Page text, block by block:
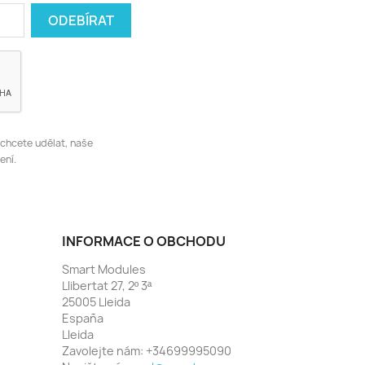
udělat, naše
INFORMACE O OBCHODU
Smart Modules
Llibertat 27, 2º 3ª
25005 Lleida
España
Lleida
Zavolejte nám: +34699995090